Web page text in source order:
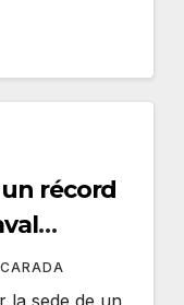
récord
la sede de un